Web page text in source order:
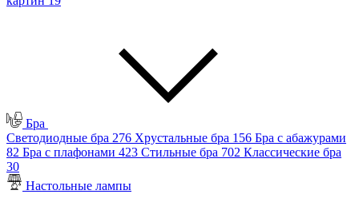
Бра
Светодиодные бра 276 Хрустальные бра 156 Бра с абажурами
82 Бра с плафонами 423 Стильные бра 702 Классические бра
30
Настольные лампы